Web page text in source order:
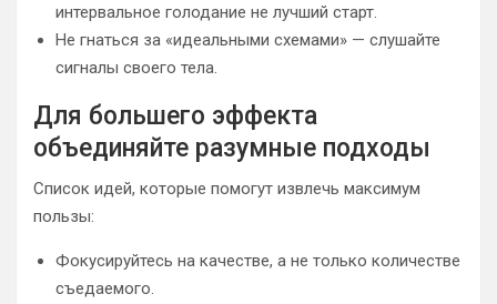
интервальное голодание не лучший старт.
Не гнаться за «идеальными схемами» — слушайте
сигналы своего тела.
Для большего эффекта
объединяйте разумные подходы
Список идей, которые помогут извлечь максимум
пользы:
Фокусируйтесь на качестве, а не только количестве
съедаемого.